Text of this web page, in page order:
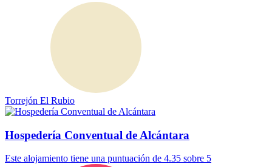
Torrejón El Rubio
Hospedería Conventual de Alcántara
Este alojamiento tiene una puntuación de 4.35 sobre 5